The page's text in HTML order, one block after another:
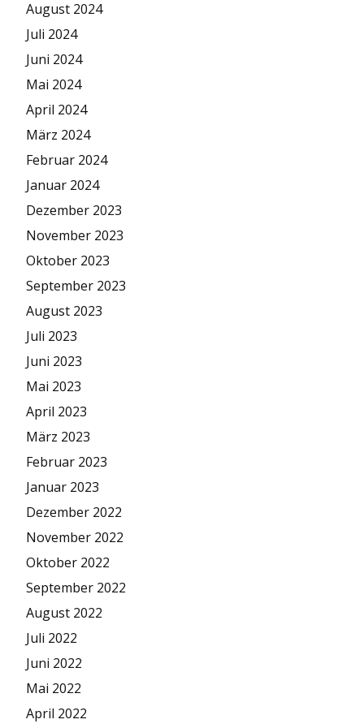
August 2024
Juli 2024
Juni 2024
Mai 2024
April 2024
März 2024
Februar 2024
Januar 2024
Dezember 2023
November 2023
Oktober 2023
September 2023
August 2023
Juli 2023
Juni 2023
Mai 2023
April 2023
März 2023
Februar 2023
Januar 2023
Dezember 2022
November 2022
Oktober 2022
September 2022
August 2022
Juli 2022
Juni 2022
Mai 2022
April 2022